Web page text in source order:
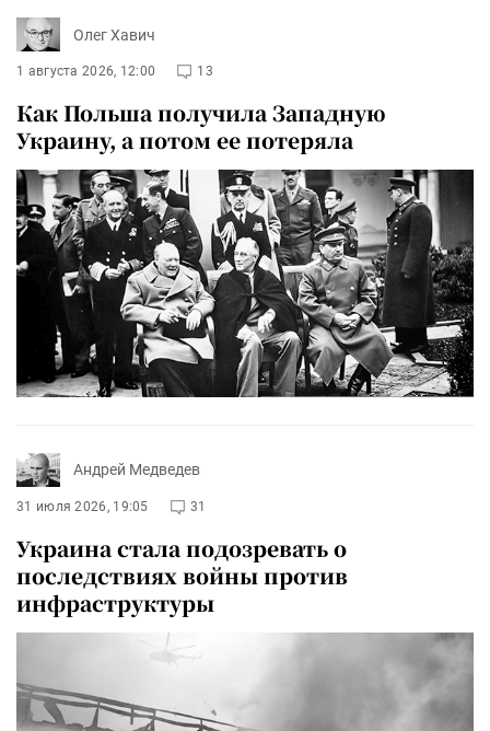
Олег Хавич
1 августа 2026, 12:00 13
Как Польша получила Западную
Украину, а потом ее потеряла
Андрей Медведев
31 июля 2026, 19:05 31
Украина стала подозревать о
последствиях войны против
инфраструктуры